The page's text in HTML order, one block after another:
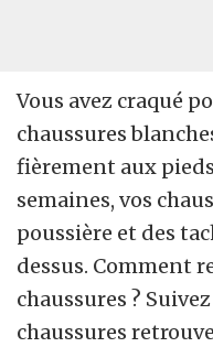
Vous avez craqué
chaussures
fièrement aux
semaines, vos
poussière et des
dessus. Comment
chaussures ?
chaussures